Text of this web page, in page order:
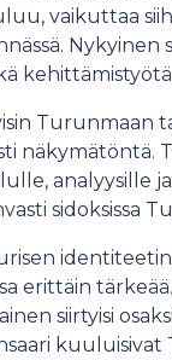
vaikuttaa
Turunmaan
analyysille
sidoksissa
erittäin
siirtyisi